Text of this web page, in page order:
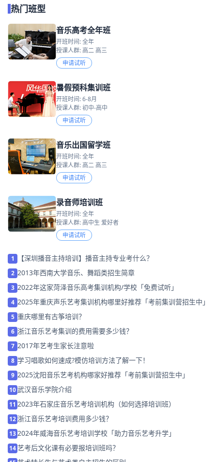
热门班型
音乐高考全年班
开班时间: 全年
授课人群: 高二 高三
申请试听
暑假预科集训班
开班时间: 6-8月
授课人群: 初中-高中
申请试听
音乐出国留学班
开班时间: 全年
授课人群: 高二 高三
申请试听
录音师培训班
开班时间: 全年
授课人群: 高中生 爱好者
申请试听
1 【深圳播音主持培训】播音主持专业考什么？
2 2013年西南大学音乐、舞蹈类招生简章
3 2022年这家菏泽音乐高考集训机构/学校「免费试听」
4 2025年重庆声乐艺考集训机构哪里好推荐「考前集训营招生中」
5 重庆哪里有古筝培训？
6 浙江音乐艺考集训的费用需要多少钱？
7 2017年艺考生家长注意啦
8 学习唱歌如何速成?模仿培训方法了解一下！
9 2025沈阳音乐艺考机构哪家好推荐「考前集训营招生中」
10武汉音乐学院介绍
11 2023年石家庄音乐艺考培训机构（如何选择培训班）
12浙江音乐艺考培训费用多少钱？
132024年威海音乐艺考培训学校「助力音乐艺考升学」
14艺考后文化课有必要报培训班吗？